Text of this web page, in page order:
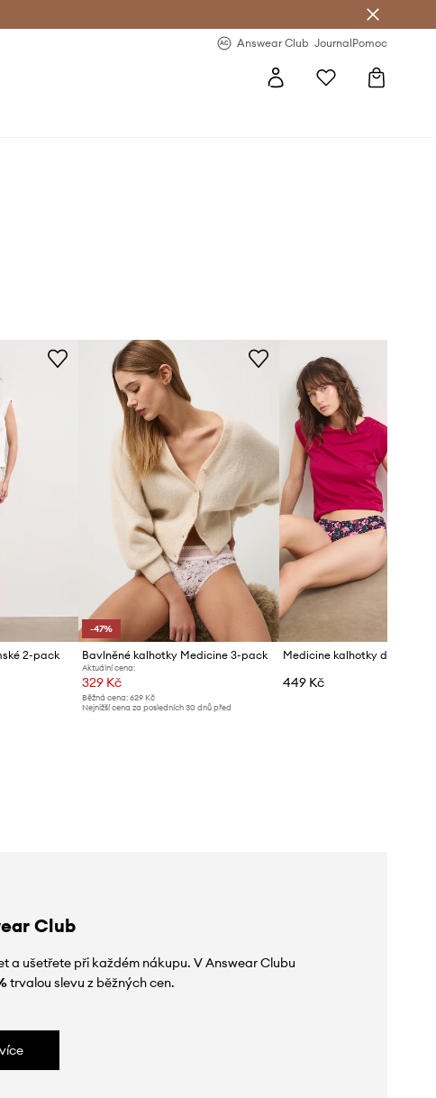
Answear Club JournalPomoc
2-pack
-47%
Bavlněné kalhotky Medicine 3-pack
Aktuální cena:
329 Kč
Běžná cena:629 Kč
Nejnižší cena za posledních 30 dnů před
Medicine kalhotky dámské
449 Kč
Club
a ušetřete při každém nákupu. V Answear Clubu
trvalou slevu z běžných cen.